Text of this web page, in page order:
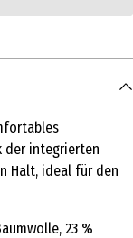
der integrierten
Halt, ideal für den
23 %